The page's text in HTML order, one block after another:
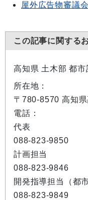
屋外広告物審議会
この記事に関する
高知県 土木部 都市
所在地：
〒780-8570 高知
電話：
代表
088-823-9850
計画担当
088-823-9846
開発指導担当（都
088-823-9849